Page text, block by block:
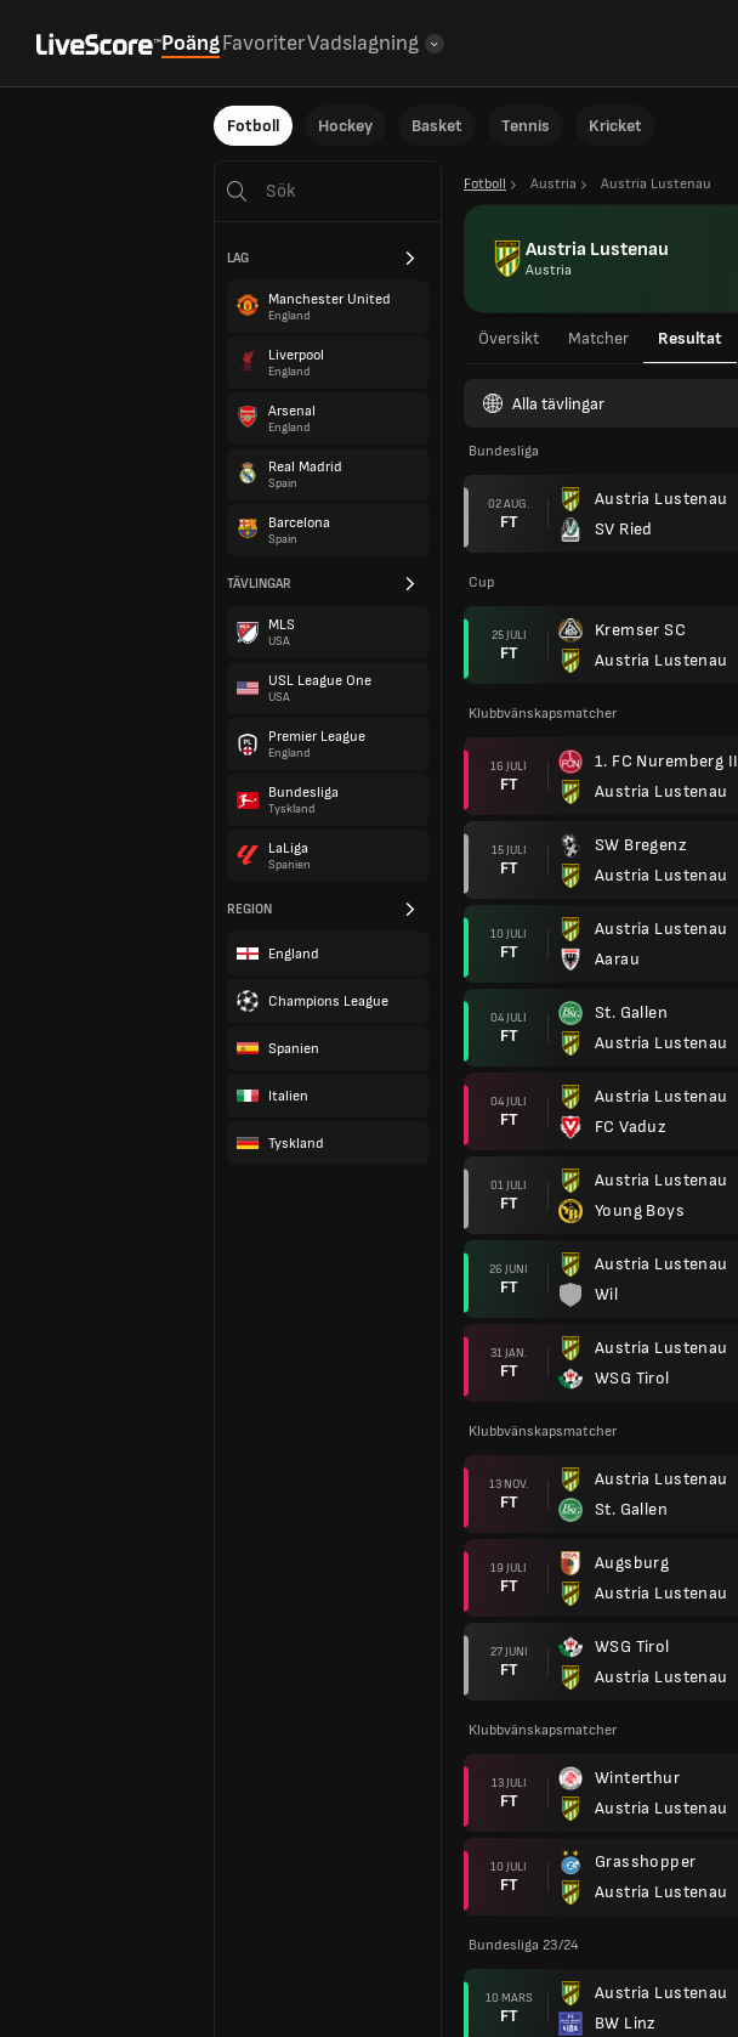
PoängFavoriterVadslagning
Fotboll Hockey Basket Tennis Kricket
LAG
Manchester United
England
Liverpool
England
Arsenal
England
Real Madrid
Spain
Barcelona
Spain
TÄVLINGAR
MLS
USA
USL League One
USA
Premier League
England
Bundesliga
Tyskland
LaLiga
Spanien
REGION
England
Champions League
Spanien
Italien
Tyskland
Fotboll Austria Austria Lustenau
Austria Lustenau
Austria
Översikt Matcher Resultat
Alla tävlingar
Bundesliga
02 AUG.
FT
Austria Lustenau
SV Ried
Cup
25 JULI
FT
Kremser SC
Austria Lustenau
Klubbvänskapsmatcher
16 JULI
FT
1. FC Nuremberg II
Austria Lustenau
15 JULI
FT
SW Bregenz
Austria Lustenau
10 JULI
FT
Austria Lustenau
Aarau
04 JULI
FT
St. Gallen
Austria Lustenau
04 JULI
FT
Austria Lustenau
FC Vaduz
01 JULI
FT
Austria Lustenau
Young Boys
26 JUNI
FT
Austria Lustenau
Wil
31 JAN.
FT
Austria Lustenau
WSG Tirol
Klubbvänskapsmatcher
13 NOV.
FT
Austria Lustenau
St. Gallen
19 JULI
FT
Augsburg
Austria Lustenau
27 JUNI
FT
WSG Tirol
Austria Lustenau
Klubbvänskapsmatcher
13 JULI
FT
Winterthur
Austria Lustenau
10 JULI
FT
Grasshopper
Austria Lustenau
Bundesliga 23/24
10 MARS
FT
Austria Lustenau
BW Linz